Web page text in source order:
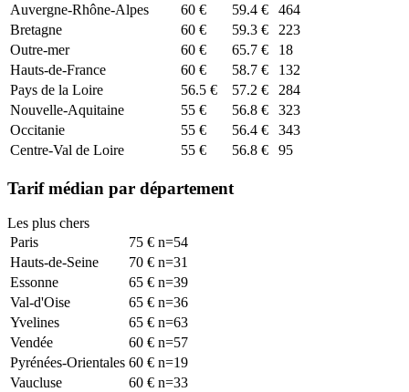
Auvergne-Rhône-Alpes
60 € 59.4 €
464
Bretagne
60 € 59.3 €
223
Outre-mer
60 € 65.7 €
18
Hauts-de-France
60 € 58.7 €
132
Pays de la Loire
56.5 € 57.2 €
284
Nouvelle-Aquitaine
55 € 56.8 €
323
Occitanie
55 € 56.4 €
343
Centre-Val de Loire
55 € 56.8 € 95
Tarif médian par département
Les plus chers
Paris
75 € n=54
Hauts-de-Seine
70 € n=31
Essonne
65 € n=39
Val-d'Oise
65 € n=36
Yvelines
65 € n=63
Vendée
60 € n=57
Pyrénées-Orientales 60 € n=19
Vaucluse
60 € n=33